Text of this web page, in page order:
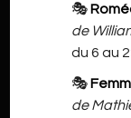
🎭
de
du 6 au
🎭
de
NOS